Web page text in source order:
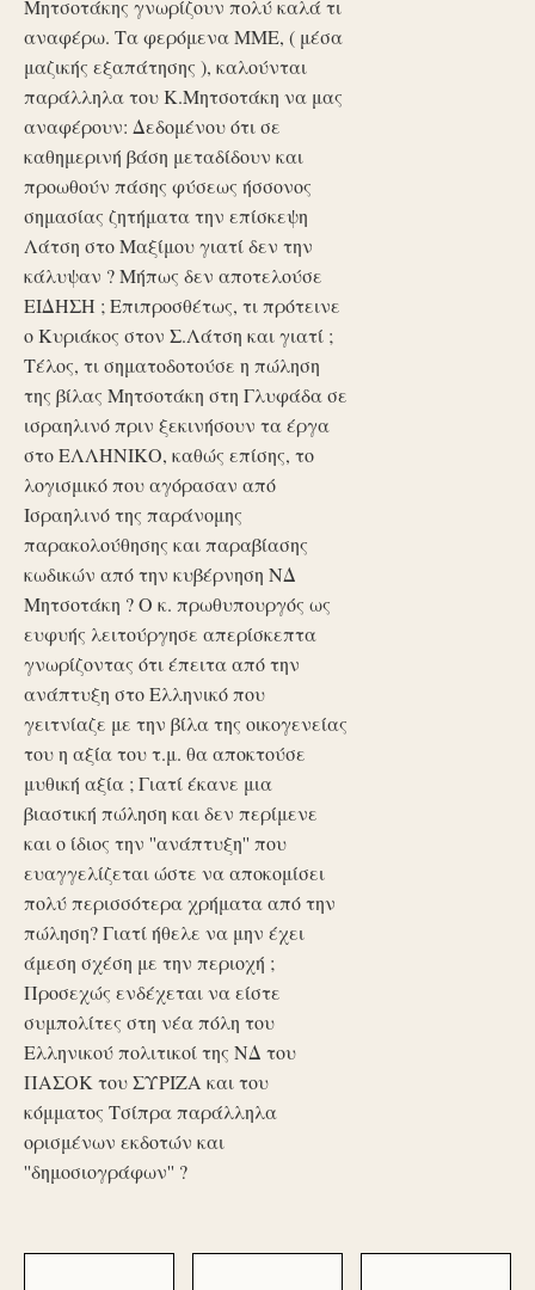
Μητσοτάκης γνωρίζουν πολύ καλά τι
αναφέρω. Τα φερόμενα ΜΜΕ, ( μέσα
μαζικής εξαπάτησης ), καλούνται
παράλληλα του Κ.Μητσοτάκη να μας
αναφέρουν: Δεδομένου ότι σε
καθημερινή βάση μεταδίδουν και
προωθούν πάσης φύσεως ήσσονος
σημασίας ζητήματα την επίσκεψη
Λάτση στο Μαξίμου γιατί δεν την
κάλυψαν ? Μήπως δεν αποτελούσε
ΕΙΔΗΣΗ ; Επιπροσθέτως, τι πρότεινε
ο Κυριάκος στον Σ.Λάτση και γιατί ;
Τέλος, τι σηματοδοτούσε η πώληση
της βίλας Μητσοτάκη στη Γλυφάδα σε
ισραηλινό πριν ξεκινήσουν τα έργα
στο ΕΛΛΗΝΙΚΟ, καθώς επίσης, το
λογισμικό που αγόρασαν από
Ισραηλινό της παράνομης
παρακολούθησης και παραβίασης
κωδικών από την κυβέρνηση ΝΔ
Μητσοτάκη ? Ο κ. πρωθυπουργός ως
ευφυής λειτούργησε απερίσκεπτα
γνωρίζοντας ότι έπειτα από την
ανάπτυξη στο Ελληνικό που
γειτνίαζε με την βίλα της οικογενείας
του η αξία του τ.μ. θα αποκτούσε
μυθική αξία ; Γιατί έκανε μια
βιαστική πώληση και δεν περίμενε
και ο ίδιος την ''ανάπτυξη'' που
ευαγγελίζεται ώστε να αποκομίσει
πολύ περισσότερα χρήματα από την
πώληση? Γιατί ήθελε να μην έχει
άμεση σχέση με την περιοχή ;
Προσεχώς ενδέχεται να είστε
συμπολίτες στη νέα πόλη του
Ελληνικού πολιτικοί της ΝΔ του
ΠΑΣΟΚ του ΣΥΡΙΖΑ και του
κόμματος Τσίπρα παράλληλα
ορισμένων εκδοτών και
''δημοσιογράφων'' ?